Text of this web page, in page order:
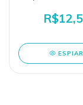
ESPIAR